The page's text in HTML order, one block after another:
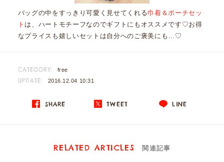
バッグの中をすっきり可愛く見せてくれる巾着＆ポーチセッ
ト は、ハートモチーフなのでギフトにもオススメです♡お得
なプライスも嬉しいセットは自分へのご褒美にも…♡
CATEGORY: free
UPDATE: 2016.12.04 10:31
SHARE TWEET LINE
RELATED ARTICLES 関連記事